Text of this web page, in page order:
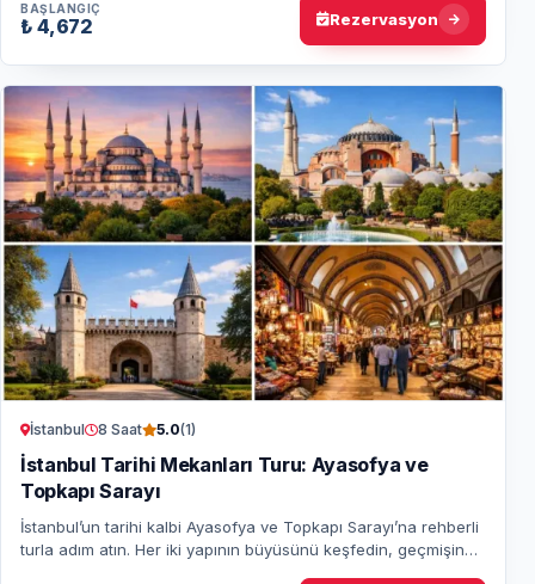
BAŞLANGIÇ
₺ 4,672 Rezervasyon
İstanbul 8 Saat 5.0(1)
İstanbul Tarihi Mekanları Turu: Ayasofya ve
Topkapı Sarayı
İstanbul’un tarihi kalbi Ayasofya ve Topkapı Sarayı’na rehberli
turla adım atın. Her iki yapının büyüsünü keşfedin, geçmişin